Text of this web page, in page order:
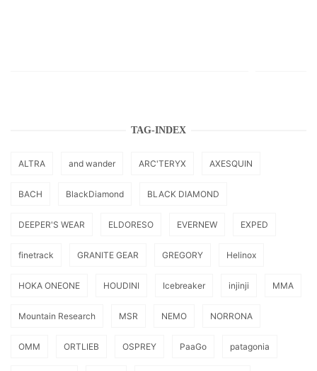
TAG-INDEX
ALTRA and wander ARC'TERYX AXESQUIN
BACH BlackDiamond BLACK DIAMOND
DEEPER'S WEAR ELDORESO EVERNEW EXPED
finetrack GRANITE GEAR GREGORY Helinox
HOKA ONEONE HOUDINI Icebreaker injinji MMA
Mountain Research MSR NEMO NORRONA
OMM ORTLIEB OSPREY PaaGo patagonia